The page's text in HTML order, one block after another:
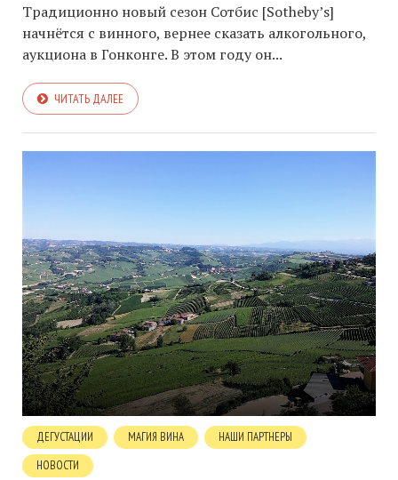
Традиционно новый сезон Сотбис [Sotheby’s]
начнётся с винного, вернее сказать алкогольного,
аукциона в Гонконге. В этом году он...
ЧИТАТЬ ДАЛЕЕ
ДЕГУСТАЦИИ МАГИЯ ВИНА
НАШИ ПАРТНЕРЫ
НОВОСТИ